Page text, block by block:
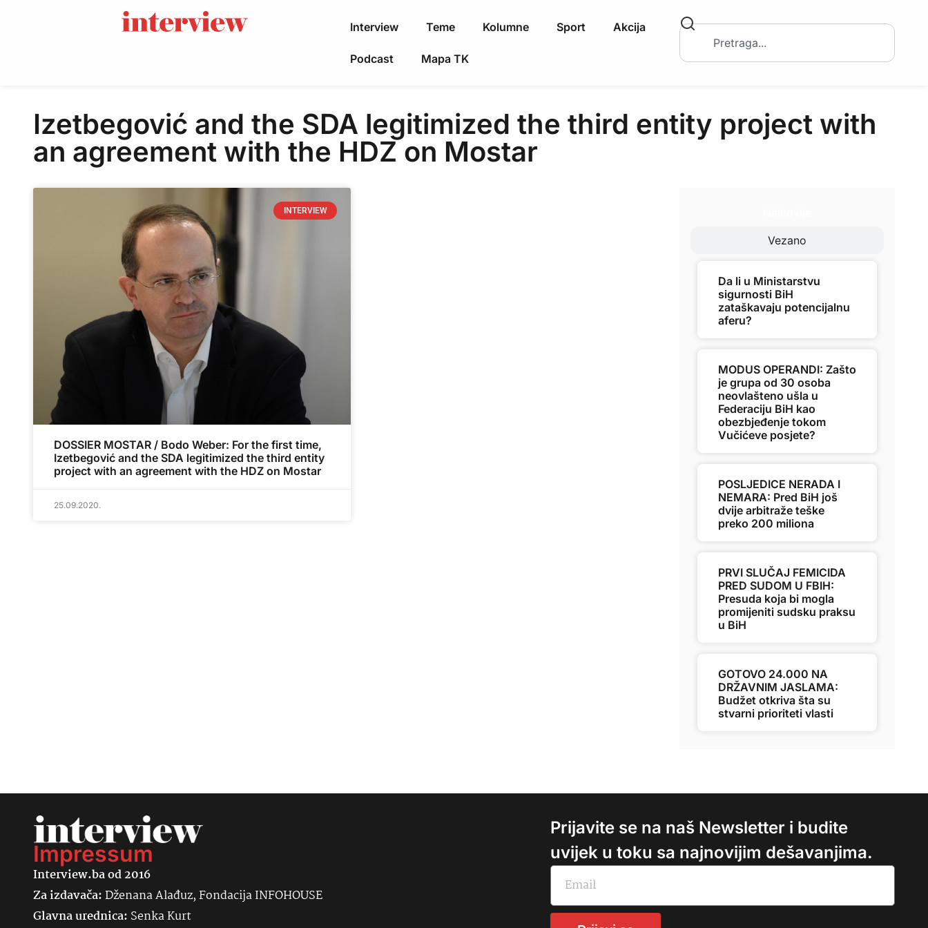
Interview Teme Kolumne Sport Akcija
Podcast Mapa TK
Izetbegović and the SDA legitimized the third entity project with
an agreement with the HDZ on Mostar
INTERVIEW
DOSSIER MOSTAR / Bodo Weber: For the first time,
Izetbegović and the SDA legitimized the third entity
project with an agreement with the HDZ on Mostar
25.09.2020.
Vezano
Da li u Ministarstvu
sigurnosti BiH
zataškavaju potencijalnu
aferu?
MODUS OPERANDI: Zašto
je grupa od 30 osoba
neovlašteno ušla u
Federaciju BiH kao
obezbjeđenje tokom
Vučićeve posjete?
POSLJEDICE NERADA I
NEMARA: Pred BiH još
dvije arbitraže teške
preko 200 miliona
PRVI SLUČAJ FEMICIDA
PRED SUDOM U FBIH:
Presuda koja bi mogla
promijeniti sudsku praksu
u BiH
GOTOVO 24.000 NA
DRŽAVNIM JASLAMA:
Budžet otkriva šta su
stvarni prioriteti vlasti
Impressum
Interview.ba od 2016
Za izdavača:Dženana Alađuz, Fondacija INFOHOUSE
Glavna urednica: SenkaKurt
Prijavite se na naš Newsletter i budite
uvijek u toku sa najnovijim dešavanjima.